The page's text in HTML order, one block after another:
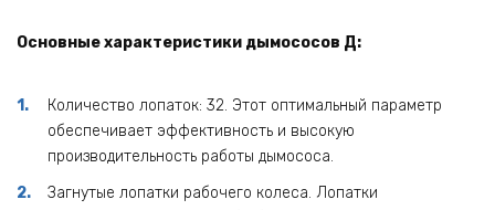
Основные характеристики дымососов Д:
Количество лопаток: 32. Этот оптимальный параметр
обеспечивает эффективность и высокую
производительность работы дымососа.
Загнутые лопатки рабочего колеса. Лопатки